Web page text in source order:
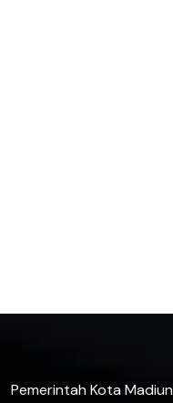
Pemerintah Kota Madiun